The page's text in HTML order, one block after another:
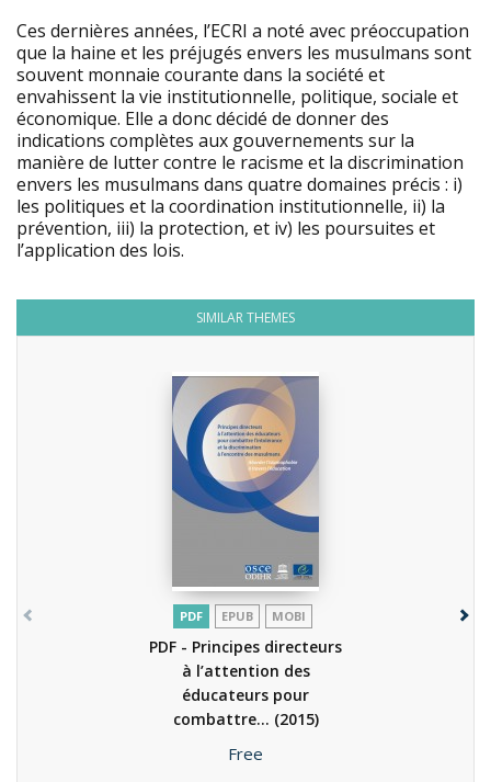
Ces dernières années, l’ECRI a noté avec préoccupation
que la haine et les préjugés envers les musulmans sont
souvent monnaie courante dans la société et
envahissent la vie institutionnelle, politique, sociale et
économique. Elle a donc décidé de donner des
indications complètes aux gouvernements sur la
manière de lutter contre le racisme et la discrimination
envers les musulmans dans quatre domaines précis : i)
les politiques et la coordination institutionnelle, ii) la
prévention, iii) la protection, et iv) les poursuites et
l’application des lois.
SIMILAR THEMES
PDF EPUB MOBI
PDF - Principes directeurs
à l’attention des
éducateurs pour
combattre... (2015)
Price
Free